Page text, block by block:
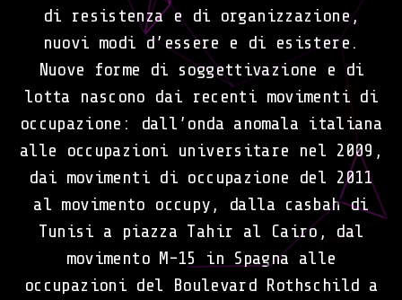
di resistenza e di organizzazione,
nuovi modi d’essere e di esistere.
Nuove forme di soggettivazione e di
lotta nascono dai recenti movimenti di
occupazione: dall’onda anomala italiana
alle occupazioni universitare nel 2009,
dai movimenti di occupazione del 2011
al movimento occupy, dalla casbah di
Tunisi a piazza Tahir al Cairo, dal
movimento M-15 in Spagna alle
occupazioni del Boulevard Rothschild a